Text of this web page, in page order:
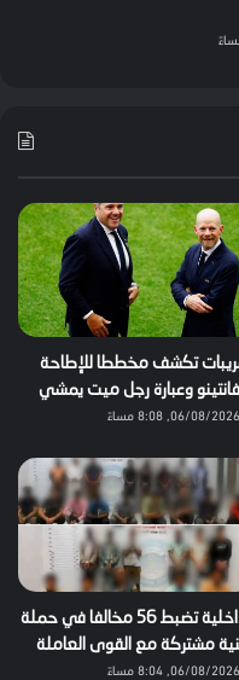
تكشف مخططا للإطاحة
وعبارة رجل ميت يمشي
06/08/2026, 8:08 مساءً
الداخلية تضبط 56 مخالفا في حملة
مشتركة مع القوى العاملة
06/08/2026, 8:04 مساءً